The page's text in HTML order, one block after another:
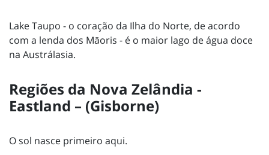
Lake Taupo - o coração da Ilha do Norte, de acordo
com a lenda dos Māoris - é o maior lago de água doce
na Austrálasia.
Regiões da Nova Zelândia -
Eastland – (Gisborne)
O sol nasce primeiro aqui.